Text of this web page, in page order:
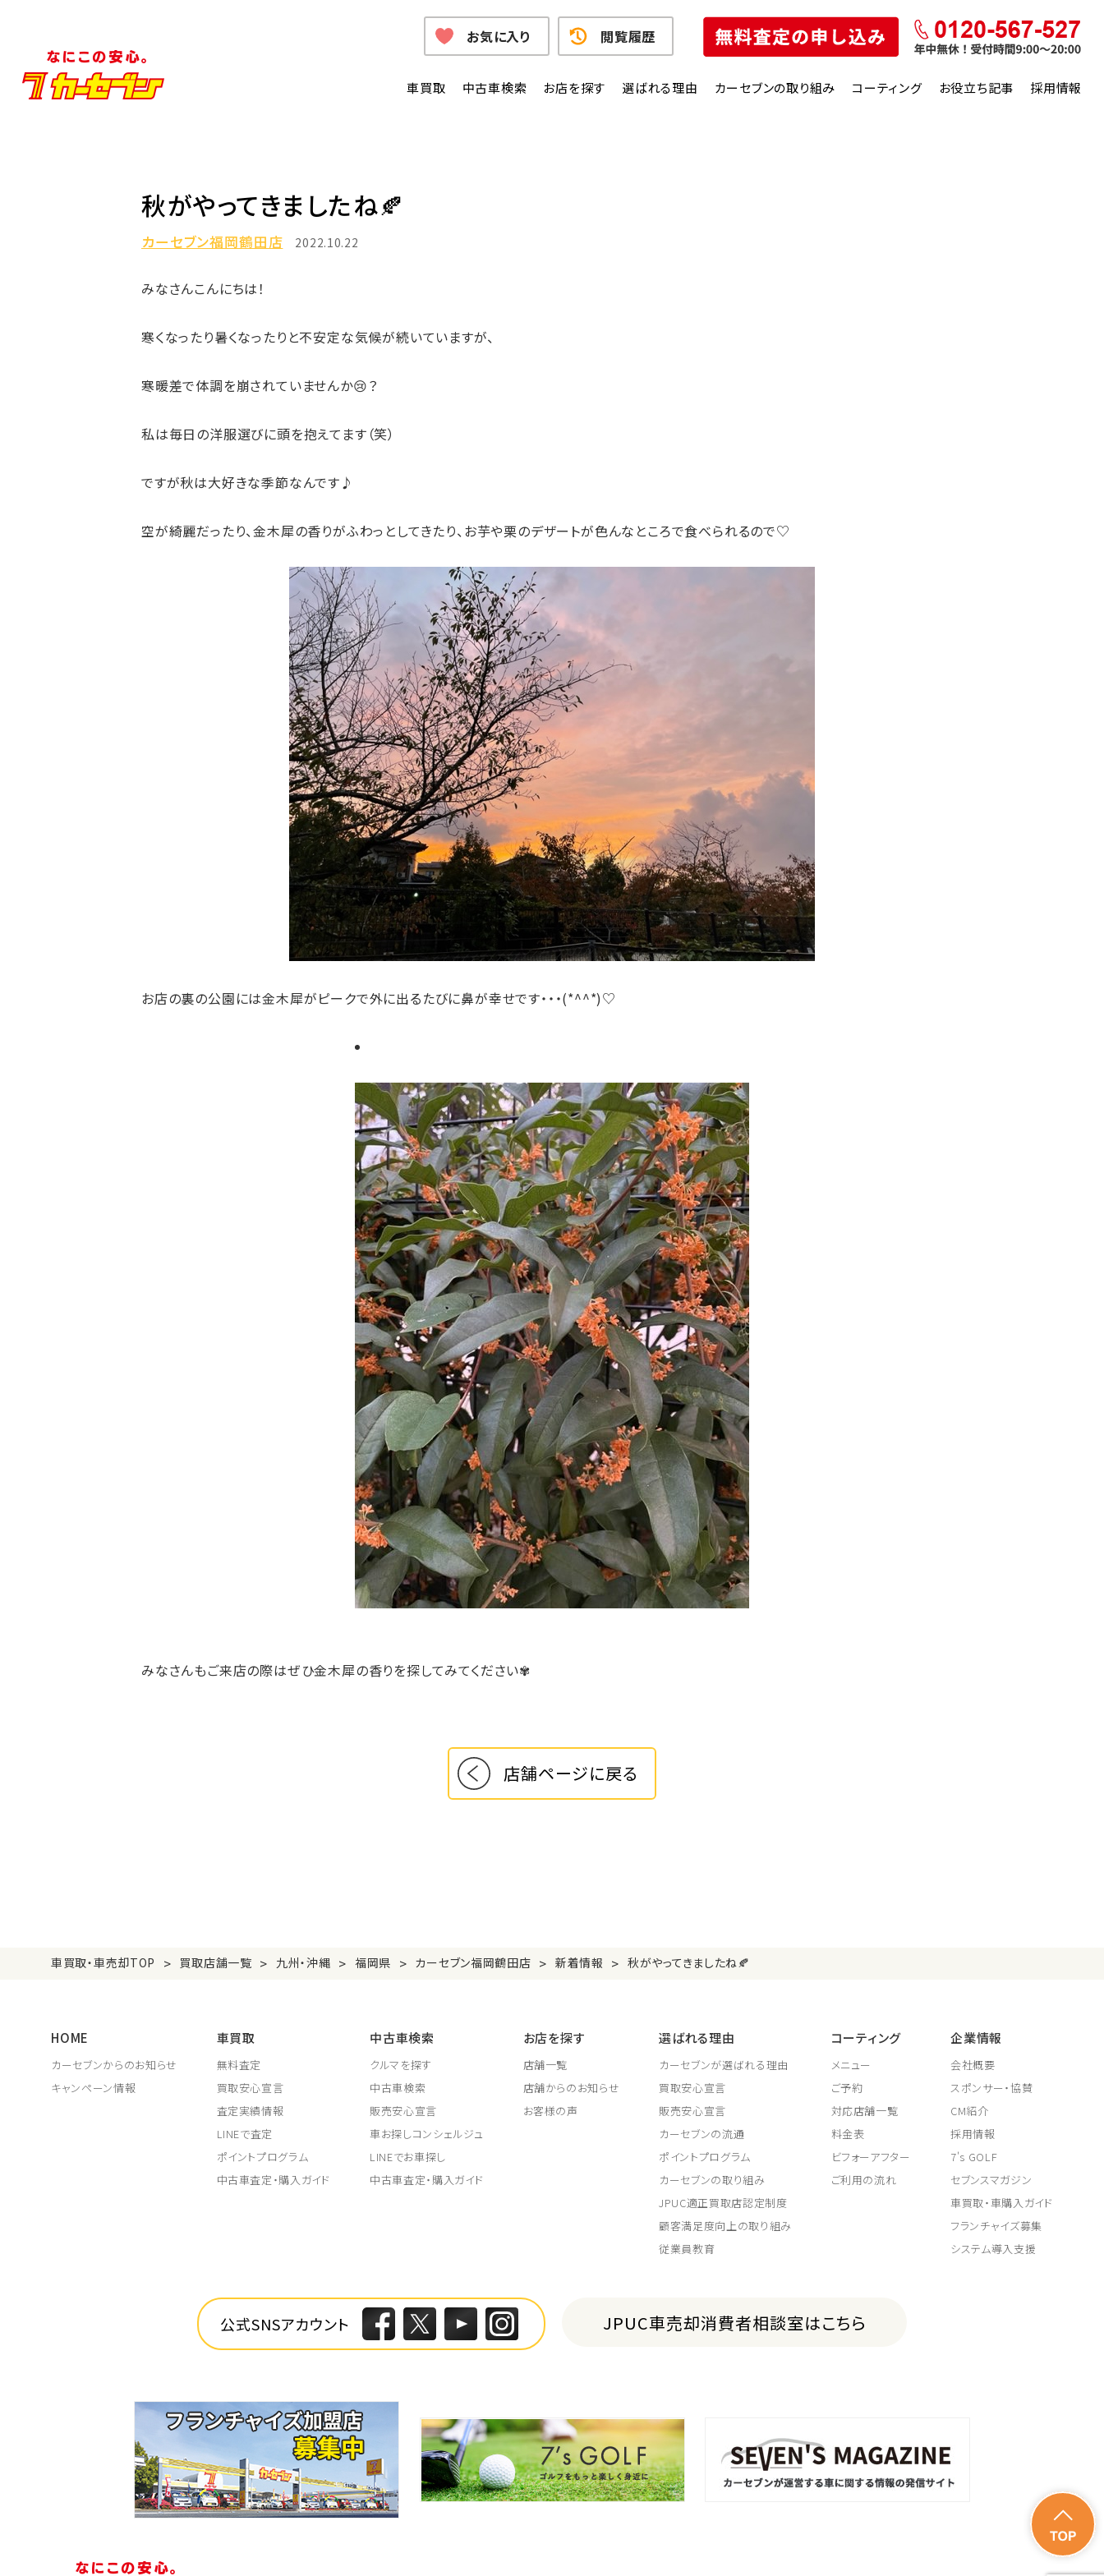
車買取 中古車検索 お店を探す 選ばれる理由 カーセブンの取り組み コーティング お役立ち記事 採用情報
お気に入り 閲覧履歴
秋がやってきましたね🍂
カーセブン福岡鶴田店 2022.10.22
みなさんこんにちは！
寒くなったり暑くなったりと不安定な気候が続いていますが、
寒暖差で体調を崩されていませんか😢？
私は毎日の洋服選びに頭を抱えてます（笑）
ですが秋は大好きな季節なんです♪
空が綺麗だったり、金木犀の香りがふわっとしてきたり、お芋や栗のデザートが色んなところで食べられるので♡
お店の裏の公園には金木犀がピークで外に出るたびに鼻が幸せです・・・(*^^*)♡
みなさんもご来店の際はぜひ金木犀の香りを探してみてください✾
店舗ページに戻る
車買取・車売却TOP > 買取店舗一覧 > 九州・沖縄 > 福岡県 > カーセブン福岡鶴田店 > 新着情報 > 秋がやってきましたね🍂
HOME
カーセブンからのお知らせ
キャンペーン情報
車買取
無料査定
買取安心宣言
査定実績情報
LINEで査定
ポイントプログラム
中古車査定・購入ガイド
中古車検索
クルマを探す
中古車検索
販売安心宣言
車お探しコンシェルジュ
LINEでお車探し
中古車査定・購入ガイド
お店を探す
店舗一覧
店舗からのお知らせ
お客様の声
選ばれる理由
カーセブンが選ばれる理由
買取安心宣言
販売安心宣言
カーセブンの流通
ポイントプログラム
カーセブンの取り組み
JPUC適正買取店認定制度
顧客満足度向上の取り組み
従業員教育
コーティング
メニュー
ご予約
対応店舗一覧
料金表
ビフォーアフター
ご利用の流れ
企業情報
会社概要
スポンサー・協賛
CM紹介
採用情報
7's GOLF
セブンスマガジン
車買取・車購入ガイド
フランチャイズ募集
システム導入支援
公式SNSアカウント JPUC車売却消費者相談室はこちら